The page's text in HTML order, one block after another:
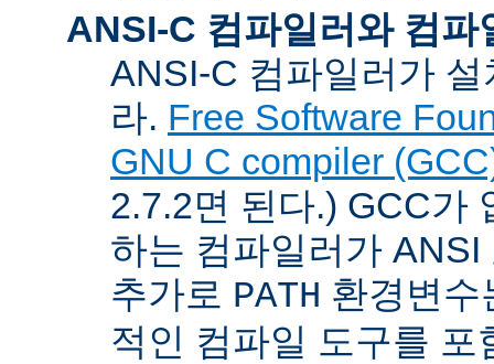
ANSI-C 컴파일러와 컴파
ANSI-C 컴파일러가
라. Free Software
GNU C compiler
2.7.2면 된다.) GCC가
하는 컴파일러가
추가로 PATH 환경변
적인 컴파일 도구를 포